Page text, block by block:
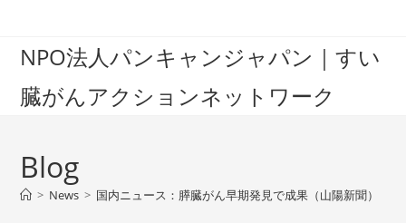
contentNPO法人パンキャンジャパン｜すい
臓がんアクションネットワーク
Blog
> News > 国内ニュース：膵臓がん早期発見で成果（山陽新聞）